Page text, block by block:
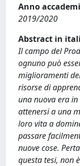
Anno
2019/2020
Abstract in
Il campo del
ognuno può
miglioramenti
risorse di
una nuova era
attenersi a una
loro vita a
passare
nuove cose.
questa tesi, non